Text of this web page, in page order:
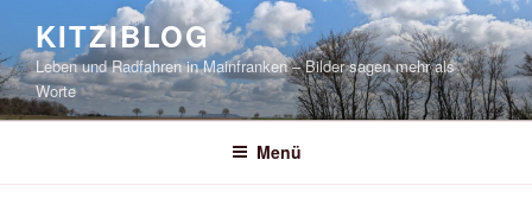
springen
KITZIBLOG
Leben und Radfahren in Mainfranken – Bilder sagen mehr als
Worte
Menü